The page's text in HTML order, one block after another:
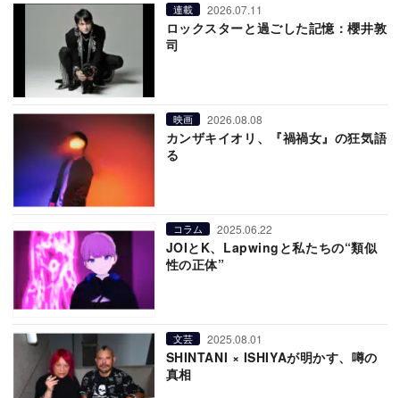
連載 2026.07.11
ロックスターと過ごした記憶：櫻井敦
司
映画 2026.08.08
カンザキイオリ、『禍禍女』の狂気語
る
コラム 2025.06.22
JOIとK、Lapwingと私たちの“類似
性の正体”
文芸 2025.08.01
SHINTANI × ISHIYAが明かす、噂の
真相